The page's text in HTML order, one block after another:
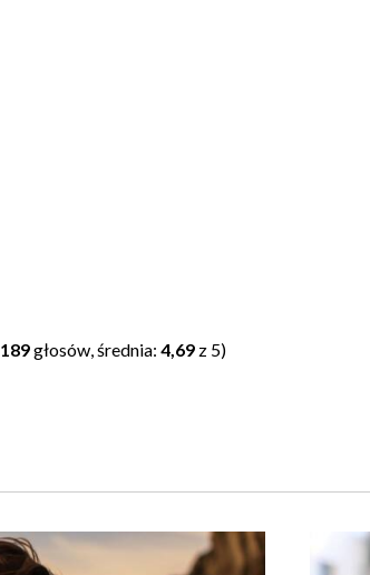
189głosów, średnia: 4,69 z 5)